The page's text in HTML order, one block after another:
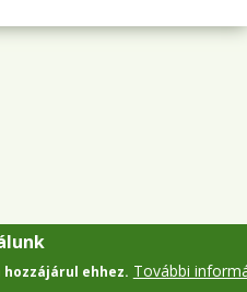
ehhez. További